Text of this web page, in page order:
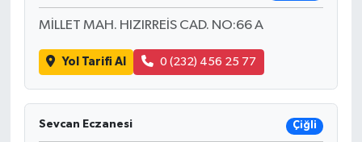
MİLLET MAH. HIZIRREİS CAD. NO:66 A
Yol Tarifi Al 0 (232) 456 25 77
Sevcan Eczanesi Çiğli